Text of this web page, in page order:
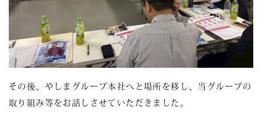
その後、やしまグループ本社へと場所を移し、当グループの
取り組み等をお話しさせていただきました。